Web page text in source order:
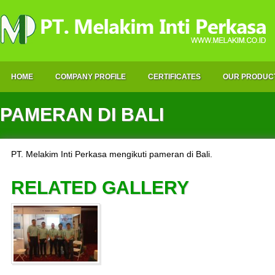
HOME COMPANY PROFILE CERTIFICATES OUR
PAMERAN DI BALI
PT. Melakim Inti Perkasa mengikuti pameran di Bali.
RELATED GALLERY